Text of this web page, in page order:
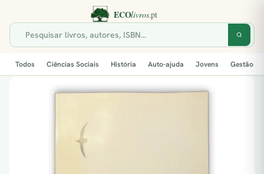
Todos Ciências Sociais História Auto-ajuda Jovens Gestão